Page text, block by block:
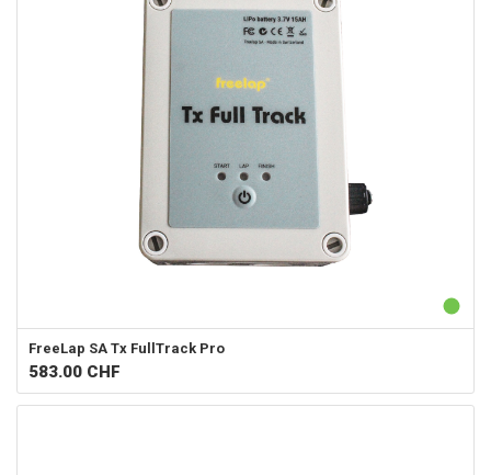
FreeLap SA Tx FullTrack Pro
583.00 CHF